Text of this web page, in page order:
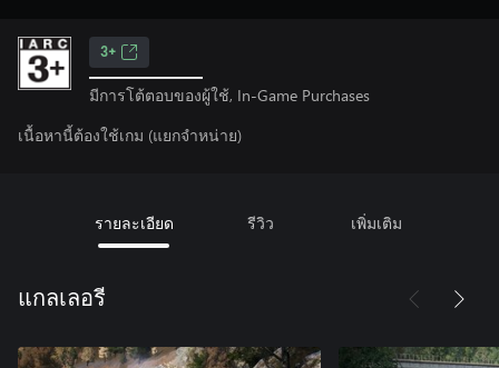
3+
มีการโต้ตอบของผู้ใช้, In-Game Purchases
เนื้อหานี้ต้องใช้เกม (แยกจำหน่าย)
รายละเอียด รีวิว เพิ่มเติม
แกลเลอรี